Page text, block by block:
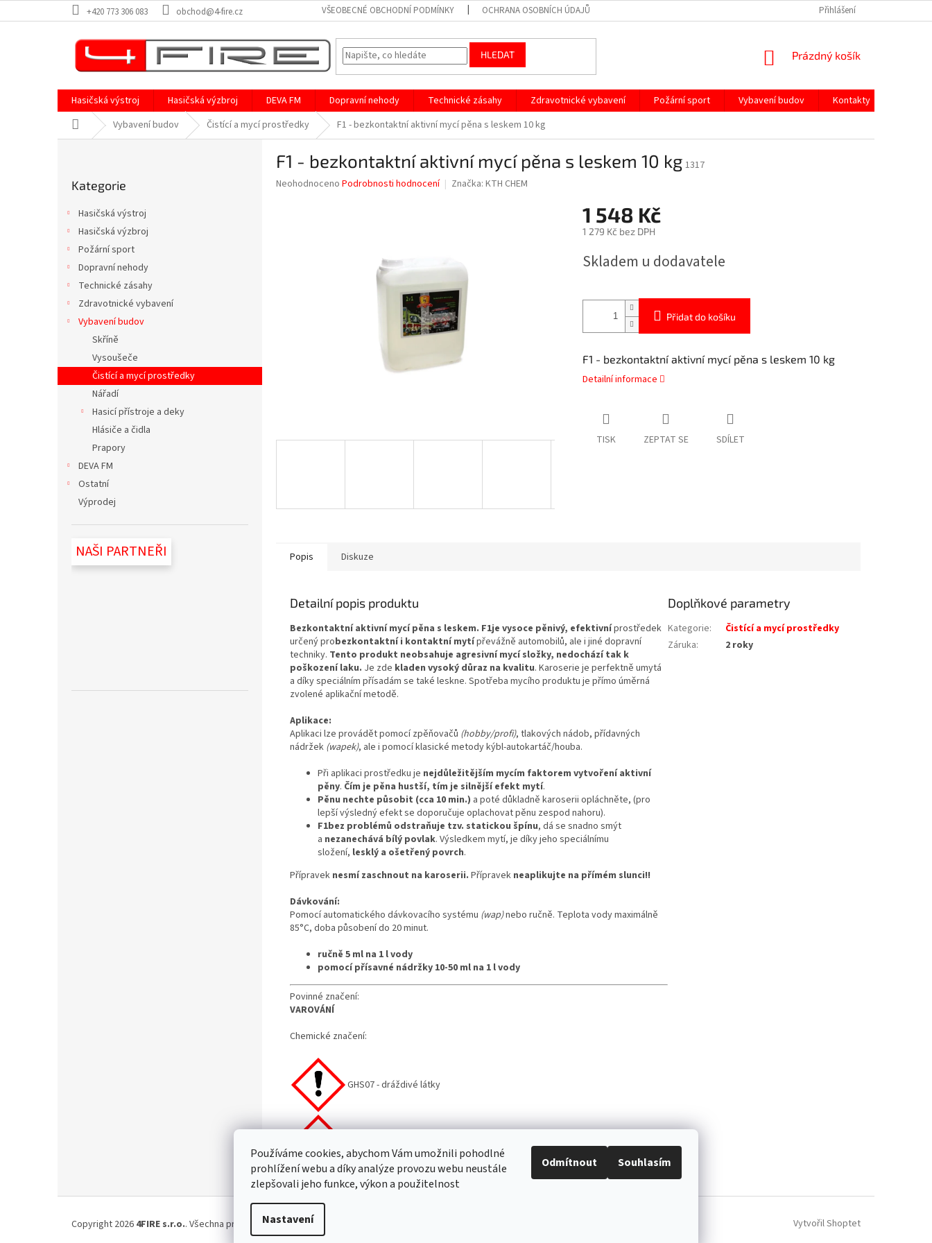
Používáme cookies, abychom Vám umožnili pohodlné
prohlížení webu a díky analýze provozu webu neustále
zlepšovali jeho funkce, výkon a použitelnost
Nastavení
Odmítnout Souhlasím
na
+420 773 306 083 obchod@4-fire.cz VŠEOBECNÉ OBCHODNÍ PODMÍNKY OCHRANA OSOBNÍCH ÚDAJŮ Přihlášení
HLEDAT
NÁKUPNÍ
Prázdný košík
Hasičská výstroj Hasičská výzbroj DEVA FM Dopravní nehody Technické zásahy Zdravotnické vybavení Požární sport Vybavení budov
Kontakty
Domů Vybavení budov Čistící a mycí prostředky F1 - bezkontaktní aktivní mycí pěna s leskem 10 kg
kategorie
Kategorie
Hasičská výstroj
Hasičská výzbroj
Požární sport
Dopravní nehody
Technické zásahy
Zdravotnické vybavení
Vybavení budov
Skříně
Vysoušeče
Čistící a mycí prostředky
Nářadí
Hasicí přístroje a deky
Hlásiče a čidla
Prapory
DEVA FM
Ostatní
Výprodej
NAŠI PARTNEŘI
F1 - bezkontaktní aktivní mycí pěna s leskem 10 kg 1317
Průměrné
Neohodnoceno Podrobnosti hodnocení Značka: KTH CHEM
1 548 Kč
1 279 Kč bez DPH
cena:
Skladem u dodavatele
Přidat do košíku
F1 - bezkontaktní aktivní mycí pěna s leskem 10 kg
Detailní informace
TISK ZEPTAT SE SDÍLET
Popis Diskuze
Detailní popis produktu
Bezkontaktní aktivní mycí pěna s leskem. F1je vysoce pěnivý, efektivníprostředek
určený probezkontaktní i kontaktní mytípřevážně automobilů, ale i jiné dopravní
techniky. Tento produkt neobsahuje agresivní mycí složky, nedochází tak k
poškození laku. Je zde kladen vysoký důraz na kvalitu. Karoserie je perfektně umytá
a díky speciálním přísadám se také leskne. Spotřeba mycího produktu je přímo úměrná
zvolené aplikační metodě.
Aplikace:
Aplikaci lze provádět pomocí zpěňovačů (hobby/profi), tlakových nádob, přídavných
nádržek (wapek), ale i pomocí klasické metody kýbl-autokartáč/houba.
Při aplikaci prostředku je nejdůležitějším mycím faktorem vytvoření aktivní
pěny. Čím je pěna hustší, tím je silnější efekt mytí.
Pěnu nechte působit (cca 10 min.) a poté důkladně karoserii opláchněte, (pro
lepší výsledný efekt se doporučuje oplachovat pěnu zespod nahoru).
F1bez problémů odstraňuje tzv. statickou špínu, dá se snadno smýt
a nezanechává bílý povlak. Výsledkem mytí, je díky jeho speciálnímu
složení, lesklý a ošetřený povrch.
Přípravek nesmí zaschnout na karoserii. Přípravek neaplikujte na přímém slunci!!
Dávkování:
Pomocí automatického dávkovacího systému (wap)nebo ručně. Teplota vody maximálně
85°C, doba působení do 20 minut.
ručně 5 ml na 1 l vody
pomocí přísavné nádržky 10-50 ml na 1 l vody
Povinné značení:
VAROVÁNÍ
Chemické značení:
GHS07 - dráždivé látky
Doplňkové parametry
Kategorie:
Čistící a mycí prostředky
Záruka: 2 roky
Vytvořil Shoptet
Copyright 2026 4FIRE s.r.o.. Všechna práva vyhrazena.Upravit nastavení cookies